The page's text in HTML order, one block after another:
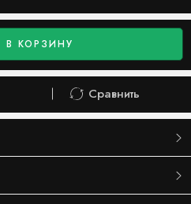
В КОРЗИНУ
Сравнить
Сравнить